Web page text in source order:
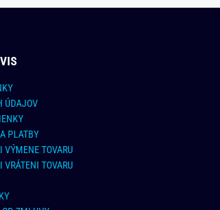
ÚDAJOV
PLATBY
VÝMENE TOVARU
VRÁTENI TOVARU